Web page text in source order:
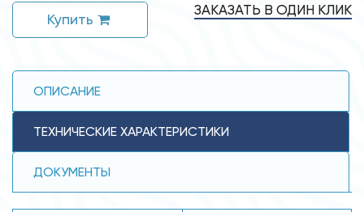
Купить
ЗАКАЗАТЬ В ОДИН КЛИК
ОПИСАНИЕ
ТЕХНИЧЕСКИЕ ХАРАКТЕРИСТИКИ
ДОКУМЕНТЫ